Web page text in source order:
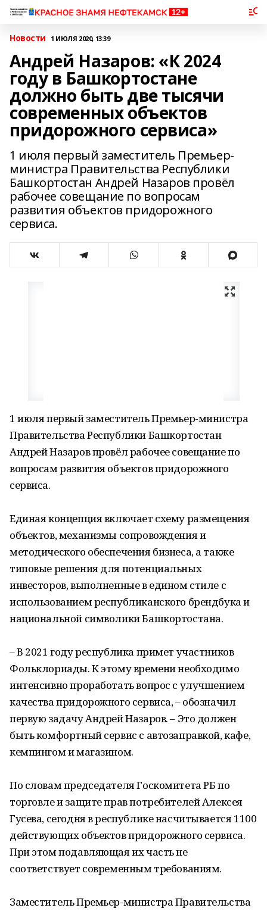
Новости 1 ИЮЛЯ 2020, 13:39
Андрей Назаров: «К 2024
году в Башкортостане
должно быть две тысячи
современных объектов
придорожного сервиса»
1 июля первый заместитель Премьер-
министра Правительства Республики
Башкортостан Андрей Назаров провёл
рабочее совещание по вопросам
развития объектов придорожного
сервиса.
1 июля первый заместитель Премьер-министра
Правительства Республики Башкортостан
Андрей Назаров провёл рабочее совещание по
вопросам развития объектов придорожного
сервиса.
Единая концепция включает схему размещения
объектов, механизмы сопровождения и
методического обеспечения бизнеса, а также
типовые решения для потенциальных
инвесторов, выполненные в едином стиле с
использованием республиканского брендбука и
национальной символики Башкортостана.
– В 2021 году республика примет участников
Фольклориады. К этому времени необходимо
интенсивно проработать вопрос с улучшением
качества придорожного сервиса, – обозначил
первую задачу Андрей Назаров. – Это должен
быть комфортный сервис с автозаправкой, кафе,
кемпингом и магазином.
По словам председателя Госкомитета РБ по
торговле и защите прав потребителей Алексея
Гусева, сегодня в республике насчитывается 1100
действующих объектов придорожного сервиса.
При этом подавляющая их часть не
соответствует современным требованиям.
Заместитель Премьер-министра Правительства